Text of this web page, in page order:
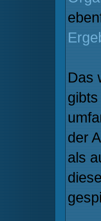
Das
der
als